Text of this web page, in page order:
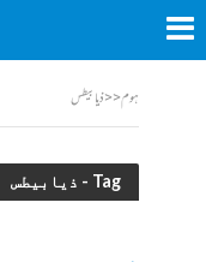
ہوم<<ذیابیطس
Tag - ذیابیطس